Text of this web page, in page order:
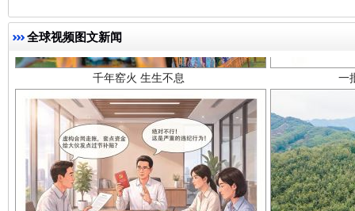
全球视频图文新闻
揭开“小金库”的免责幌子